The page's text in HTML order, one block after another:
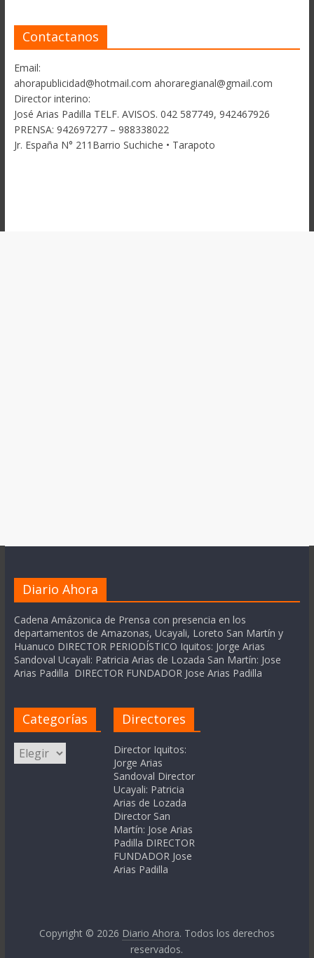
Contactanos
Email:
ahorapublicidad@hotmail.com ahoraregianal@gmail.com
Director interino:
José Arias Padilla TELF. AVISOS. 042 587749, 942467926
PRENSA: 942697277 – 988338022
Jr. España N° 211Barrio Suchiche • Tarapoto
Diario Ahora
Cadena Amázonica de Prensa con presencia en los
departamentos de Amazonas, Ucayali, Loreto San Martín y
Huanuco DIRECTOR PERIODÍSTICO Iquitos: Jorge Arias
Sandoval Ucayali: Patricia Arias de Lozada San Martín: Jose
Arias Padilla DIRECTOR FUNDADOR Jose Arias Padilla
Categorías
Categorías
Directores
Director Iquitos:
Jorge Arias
Sandoval Director
Ucayali: Patricia
Arias de Lozada
Director San
Martín: Jose Arias
Padilla DIRECTOR
FUNDADOR Jose
Arias Padilla
Copyright © 2026 Diario Ahora. Todos los derechos
reservados.